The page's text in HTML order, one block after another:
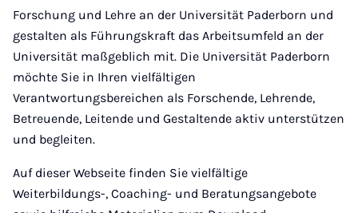
Forschung und Lehre an der Universität Paderborn und
gestalten als Führungskraft das Arbeitsumfeld an der
Universität maßgeblich mit. Die Universität Paderborn
möchte Sie in Ihren vielfältigen
Verantwortungsbereichen als Forschende, Lehrende,
Betreuende, Leitende und Gestaltende aktiv unterstützen
und begleiten.
Auf dieser Webseite finden Sie vielfältige
Weiterbildungs-, Coaching- und Beratungsangebote